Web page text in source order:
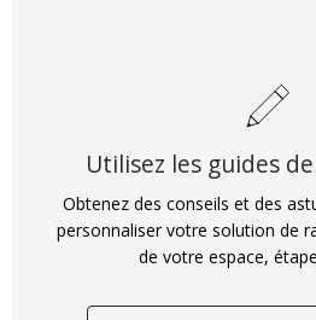
Utilisez les guides
Obtenez des conseils et des
personnaliser votre solution de
de votre espace,